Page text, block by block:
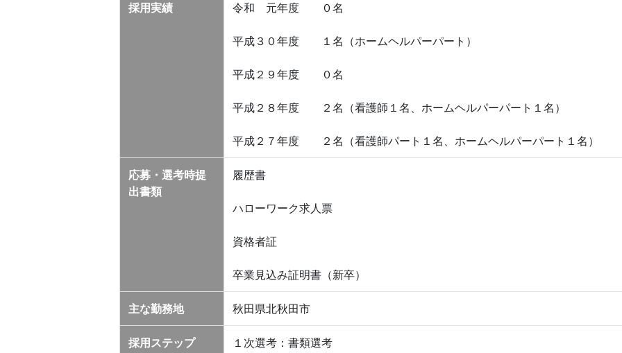
採用実績 令和 元年度 ０名
平成３０年度 １名（ホームヘルパーパート）
平成２９年度 ０名
平成２８年度 ２名（看護師１名、ホームヘルパーパート１名）
平成２７年度 ２名（看護師パート１名、ホームヘルパーパート１名）
応募・選考時提
出書類
履歴書
ハローワーク求人票
資格者証
卒業見込み証明書（新卒）
主な勤務地 秋田県北秋田市
採用ステップ １次選考：書類選考